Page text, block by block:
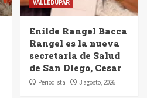
VALLEDUPAR
Enilde Rangel Bacca
Rangel es la nueva
secretaria de Salud
de San Diego, Cesar
Periodista 3 agosto, 2026